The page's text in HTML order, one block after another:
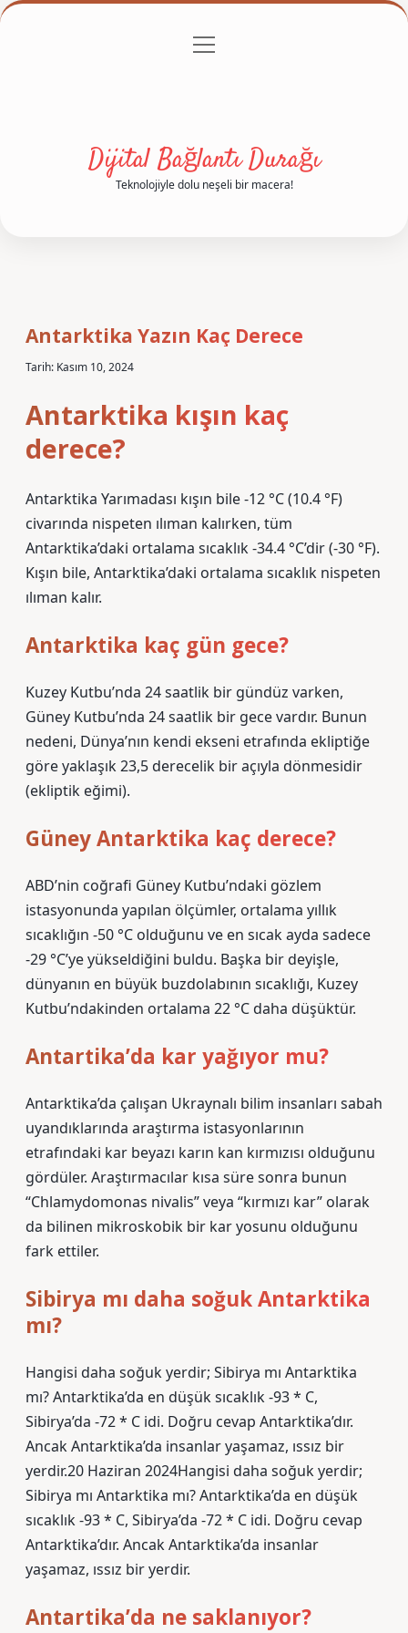
Gizlilik Politikası
menüyü
Dijital Bağlantı Durağı
Teknolojiyle dolu neşeli bir macera!
Antarktika Yazın Kaç Derece
Tarih: Kasım 10, 2024
Antarktika kışın kaç
derece?
Antarktika Yarımadası kışın bile -12 °C (10.4 °F)
civarında nispeten ılıman kalırken, tüm
Antarktika’daki ortalama sıcaklık -34.4 °C’dir (-30 °F).
Kışın bile, Antarktika’daki ortalama sıcaklık nispeten
ılıman kalır.
Antarktika kaç gün gece?
Kuzey Kutbu’nda 24 saatlik bir gündüz varken,
Güney Kutbu’nda 24 saatlik bir gece vardır. Bunun
nedeni, Dünya’nın kendi ekseni etrafında ekliptiğe
göre yaklaşık 23,5 derecelik bir açıyla dönmesidir
(ekliptik eğimi).
Güney Antarktika kaç derece?
ABD’nin coğrafi Güney Kutbu’ndaki gözlem
istasyonunda yapılan ölçümler, ortalama yıllık
sıcaklığın -50 °C olduğunu ve en sıcak ayda sadece
-29 °C’ye yükseldiğini buldu. Başka bir deyişle,
dünyanın en büyük buzdolabının sıcaklığı, Kuzey
Kutbu’ndakinden ortalama 22 °C daha düşüktür.
Antartika’da kar yağıyor mu?
Antarktika’da çalışan Ukraynalı bilim insanları sabah
uyandıklarında araştırma istasyonlarının
etrafındaki kar beyazı karın kan kırmızısı olduğunu
gördüler. Araştırmacılar kısa süre sonra bunun
“Chlamydomonas nivalis” veya “kırmızı kar” olarak
da bilinen mikroskobik bir kar yosunu olduğunu
fark ettiler.
Sibirya mı daha soğuk Antarktika
mı?
Hangisi daha soğuk yerdir; Sibirya mı Antarktika
mı? Antarktika’da en düşük sıcaklık -93 * С,
Sibirya’da -72 * С idi. Doğru cevap Antarktika’dır.
Ancak Antarktika’da insanlar yaşamaz, ıssız bir
yerdir.20 Haziran 2024Hangisi daha soğuk yerdir;
Sibirya mı Antarktika mı? Antarktika’da en düşük
sıcaklık -93 * С, Sibirya’da -72 * С idi. Doğru cevap
Antarktika’dır. Ancak Antarktika’da insanlar
yaşamaz, ıssız bir yerdir.
Antartika’da ne saklanıyor?